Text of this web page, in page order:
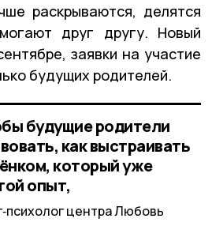
раскрываются, делятся
друг другу. Новый
заявки на участие
будущих родителей.
будущие родители
как выстраивать
который уже
опыт,
центра Любовь